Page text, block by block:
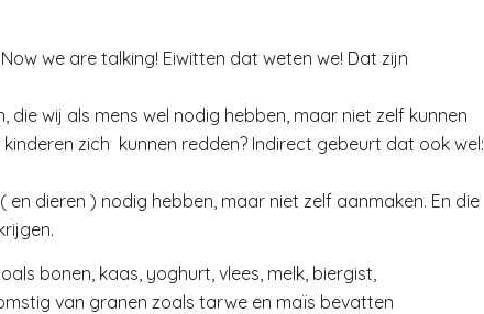
we are talking! Eiwitten dat weten we! Dat zijn
wij als mens wel nodig hebben, maar niet zelf kunnen
zich kunnen redden? Indirect gebeurt dat ook wel:
en dieren ) nodig hebben, maar niet zelf aanmaken. En die
bonen, kaas, yoghurt, vlees, melk, biergist,
van granen zoals tarwe en maïs bevatten